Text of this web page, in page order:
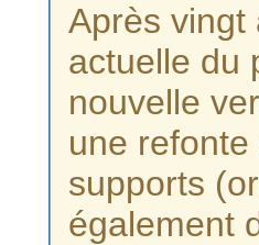
Après vingt
actuelle du
nouvelle
une
supports
également